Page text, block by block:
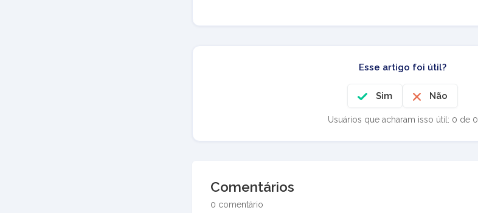
Esse artigo foi útil?
Sim Não
Usuários que acharam isso útil: 0 de 0
Comentários
0 comentário